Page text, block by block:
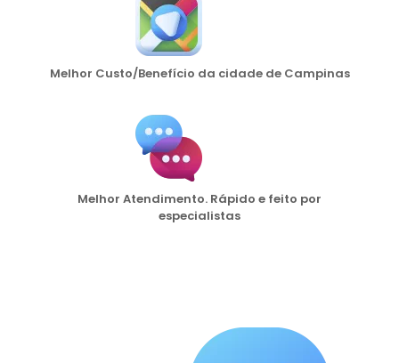
Melhor Custo/Benefício da cidade de Campinas
Melhor Atendimento. Rápido e feito por
especialistas